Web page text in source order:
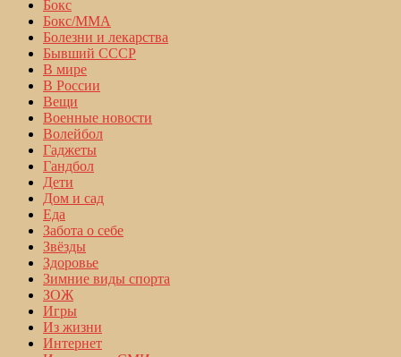
Бокс
Бокс/MMA
Болезни и лекарства
Бывший СССР
В мире
В России
Вещи
Военные новости
Волейбол
Гаджеты
Гандбол
Дети
Дом и сад
Еда
Забота о себе
Звёзды
Здоровье
Зимние виды спорта
ЗОЖ
Игры
Из жизни
Интернет